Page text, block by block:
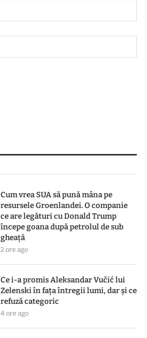
Cum vrea SUA să pună mâna pe
resursele Groenlandei. O companie
ce are legături cu Donald Trump
începe goana după petrolul de sub
gheață
2 ore ago
Ce i-a promis Aleksandar Vučić lui
Zelenski în fața întregii lumi, dar și ce
refuză categoric
4 ore ago